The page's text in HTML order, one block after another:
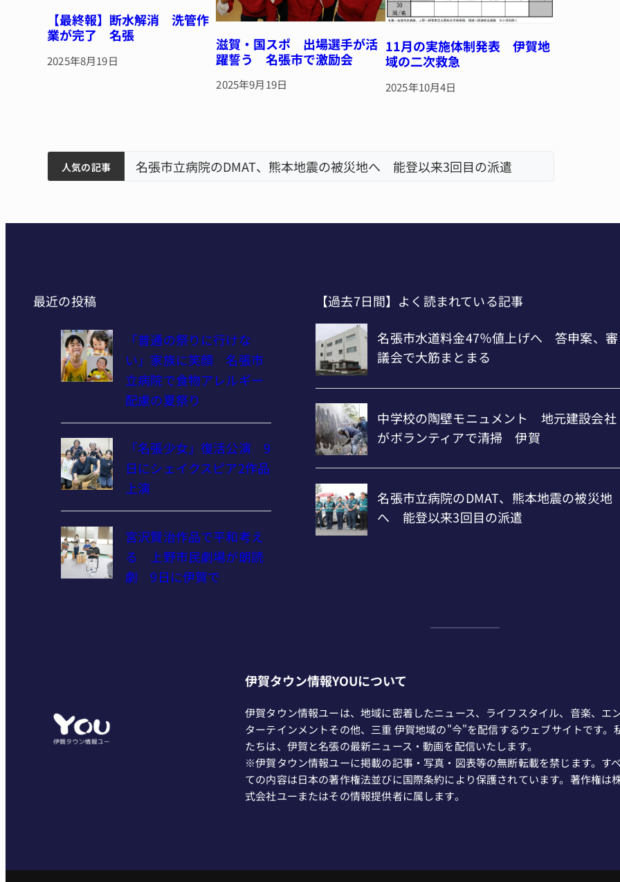
【最終報】断水解消 洗管作
業が完了 名張
2025年8月19日
滋賀・国スポ 出場選手が活
躍誓う 名張市で激励会
2025年9月19日
11月の実施体制発表 伊賀地
域の二次救急
2025年10月4日
人気の記事
ィアで清掃 伊賀 名張市立病院のDMAT、熊本地震の被災地へ 能登以来3回目の派遣
最近の投稿
「普通の祭りに行けな
い」家族に笑顔 名張市
立病院で食物アレルギー
配慮の夏祭り
「名張少女」復活公演 9
日にシェイクスピア2作品
上演
宮沢賢治作品で平和考え
る 上野市民劇場が朗読
劇 9日に伊賀で
【過去7日間】よく読まれている記事
伊賀タウン情報YOUについて
伊賀タウン情報ユーは、地域に密着したニュース、ライフスタイル、音楽、エ
ターテインメントその他、三重 伊賀地域の"今"を配信するウェブサイトです。
たちは、伊賀と名張の最新ニュース・動画を配信いたします。
※伊賀タウン情報ユーに掲載の記事・写真・図表等の無断転載を禁じます。すべ
ての内容は日本の著作権法並びに国際条約により保護されています。著作権は
式会社ユーまたはその情報提供者に属します。